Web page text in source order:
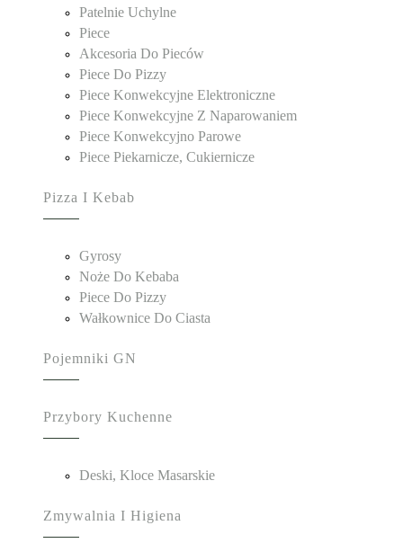
Patelnie Uchylne
Piece
Akcesoria Do Pieców
Piece Do Pizzy
Piece Konwekcyjne Elektroniczne
Piece Konwekcyjne Z Naparowaniem
Piece Konwekcyjno Parowe
Piece Piekarnicze, Cukiernicze
Pizza I Kebab
Gyrosy
Noże Do Kebaba
Piece Do Pizzy
Wałkownice Do Ciasta
Pojemniki GN
Przybory Kuchenne
Deski, Kloce Masarskie
Zmywalnia I Higiena